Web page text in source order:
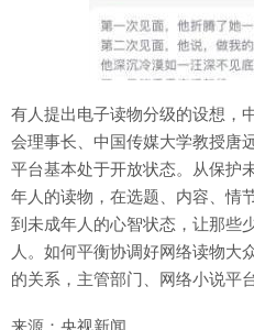
有人提出电子读物分级的设想，
会理事长、中国传媒大学教授唐
平台基本处于开放状态。从保护
年人的读物，在选题、内容、情
到未成年人的心智状态，让那些
人。如何平衡协调好网络读物大
的关系，主管部门、网络小说平